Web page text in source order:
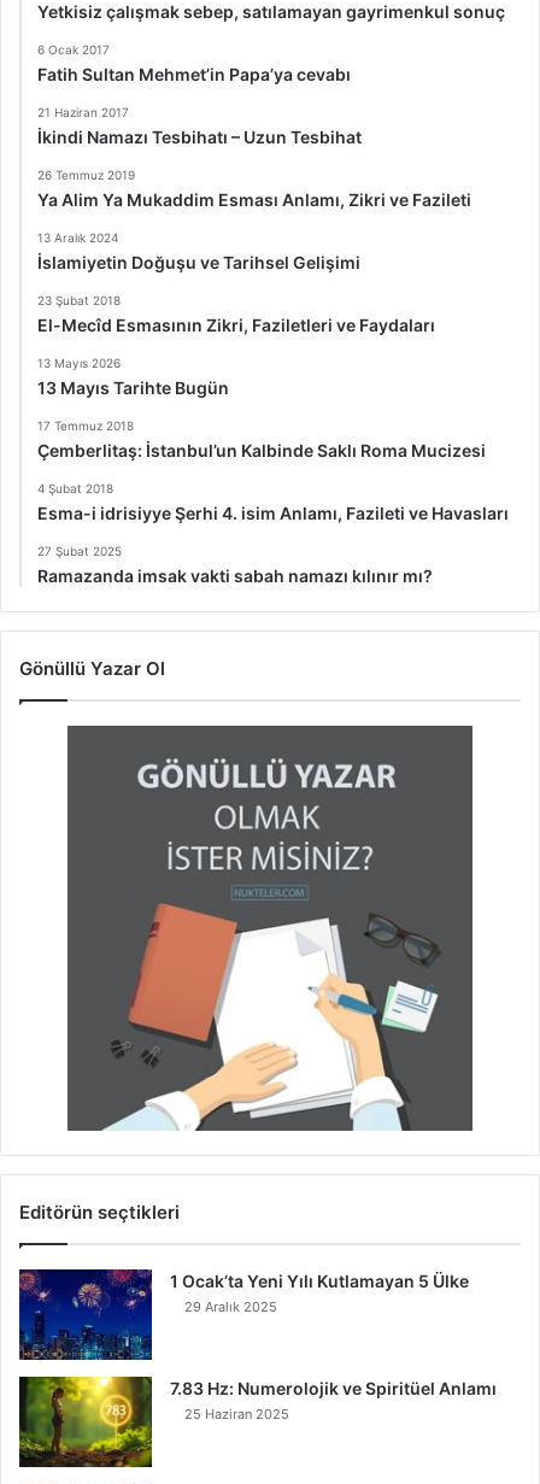
Yetkisiz çalışmak sebep, satılamayan gayrimenkul sonuç
6 Ocak 2017
Fatih Sultan Mehmet’in Papa’ya cevabı
21 Haziran 2017
İkindi Namazı Tesbihatı – Uzun Tesbihat
26 Temmuz 2019
Ya Alim Ya Mukaddim Esması Anlamı, Zikri ve Fazileti
13 Aralık 2024
İslamiyetin Doğuşu ve Tarihsel Gelişimi
23 Şubat 2018
El-Mecîd Esmasının Zikri, Faziletleri ve Faydaları
13 Mayıs 2026
13 Mayıs Tarihte Bugün
17 Temmuz 2018
Çemberlitaş: İstanbul’un Kalbinde Saklı Roma Mucizesi
4 Şubat 2018
Esma-i idrisiyye Şerhi 4. isim Anlamı, Fazileti ve Havasları
27 Şubat 2025
Ramazanda imsak vakti sabah namazı kılınır mı?
Gönüllü Yazar Ol
Editörün seçtikleri
1 Ocak’ta Yeni Yılı Kutlamayan 5 Ülke
29 Aralık 2025
7.83 Hz: Numerolojik ve Spiritüel Anlamı
25 Haziran 2025